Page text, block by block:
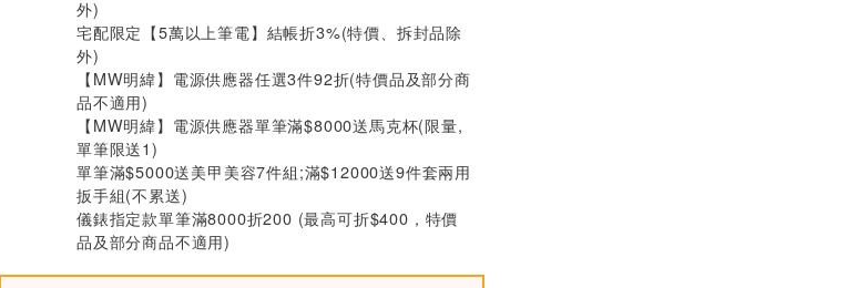
外)
宅配限定【5萬以上筆電】結帳折3%(特價、拆封品除
外)
【MW明緯】電源供應器任選3件92折(特價品及部分商
品不適用)
【MW明緯】電源供應器單筆滿$8000送馬克杯(限量,
單筆限送1)
單筆滿$5000送美甲美容7件組;滿$12000送9件套兩用
扳手組(不累送)
儀錶指定款單筆滿8000折200 (最高可折$400，特價
品及部分商品不適用)